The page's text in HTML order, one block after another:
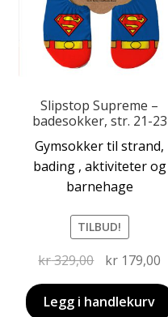
Slipstop Supreme –
badesokker, str. 21-23
Gymsokker til strand,
bading , aktiviteter og
barnehage
TILBUD!
kr329,00
Opprinnelig
pris
var:
kr 179,00
Legg i handlekurv